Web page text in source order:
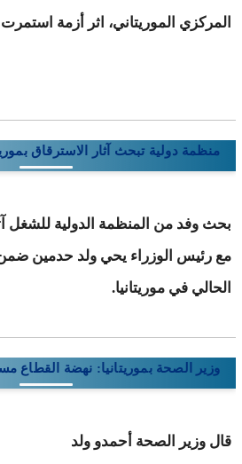
المركزي الموريتاني، اثر أزمة
منظمة دولية تبحث آثار الاسترقاق
بحث وفد من المنظمة الدولية للشغل
مع رئيس الوزراء يحي ولد حدمين ضمن
الحالي في موريتانيا.
وزير الصحة بموريتانيا: نهضة القطاع
قال وزير الصحة أحمدو ولد